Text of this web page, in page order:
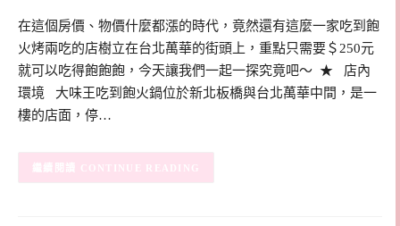
在這個房價、物價什麼都漲的時代，竟然還有這麼一家吃到飽
火烤兩吃的店樹立在台北萬華的街頭上，重點只需要＄250元
就可以吃得飽飽飽，今天讓我們一起一探究竟吧～ ★ 店內
環境 大味王吃到飽火鍋位於新北板橋與台北萬華中間，是一
樓的店面，停…
CONTINUE READING